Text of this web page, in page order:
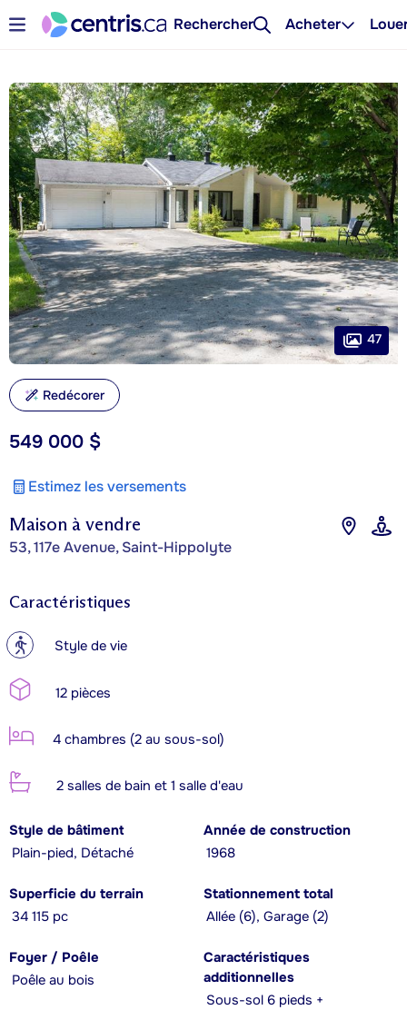
Rechercher Acheter
Maison à vendre
53, 117e Avenue, Saint-Hippolyte
549 000 $
Estimez les versements
47
Redécorer
Caractéristiques
? Style de vie
12 pièces
4 chambres (2 au sous-sol)
2 salles de bain et 1 salle d'eau
Style de bâtiment
Plain-pied, Détaché
Année de construction
1968
Superficie du terrain
34 115 pc
Stationnement total
Allée (6), Garage (2)
Foyer / Poêle
Poêle au bois
Caractéristiques
additionnelles
Sous-sol 6 pieds +